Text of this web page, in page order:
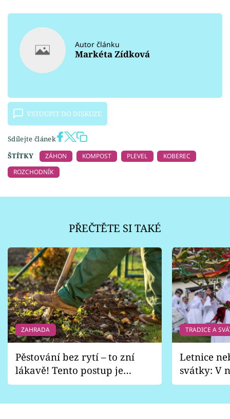
Autor článku
Markéta Zídková
VSTOUPIT DO DISKUZE
Sdílejte článek
ŠTÍTKY
ZÁHON KOMPOST PLEVEL
KOBEREC
ROZCHODNÍK
PŘEČTĚTE SI TAKÉ
ZAHRADA
Pěstování bez rytí – to zní
lákavě! Tento postup je
vhodný jen pro některé
TRADICE A
Letnice
svátky: V
pondělí